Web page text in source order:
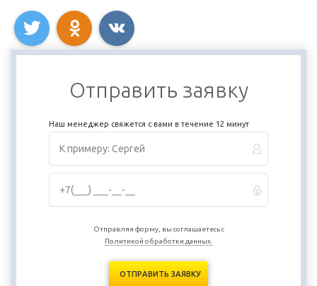
Отправить заявку
Наш менеджер свяжется с вами в течение 12 минут
Отправляя форму, вы соглашаетесь с
Политикой обработки данных.